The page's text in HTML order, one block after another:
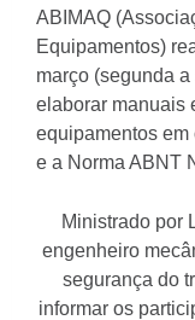
ABIMAQ
Equipamentos)
março (segunda
elaborar manuais
equipamentos
e a Norma ABNT
Ministrado por
engenheiro
segurança do
informar os